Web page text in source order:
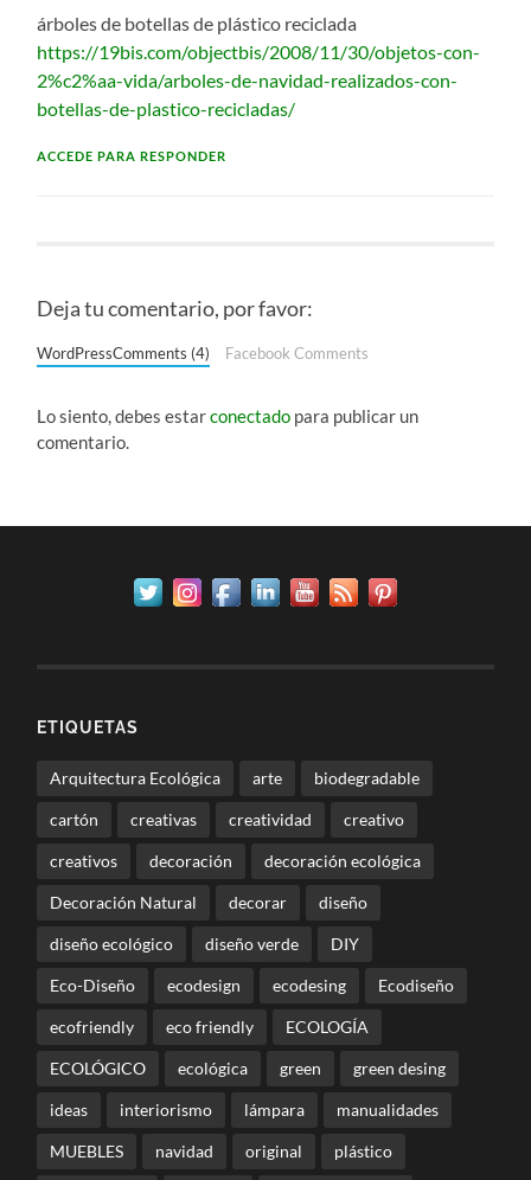
árboles de botellas de plástico reciclada
https://19bis.com/objectbis/2008/11/30/objetos-con-
2%c2%aa-vida/arboles-de-navidad-realizados-con-
botellas-de-plastico-recicladas/
ACCEDE PARA RESPONDER
Deja tu comentario, por favor:
WordPressComments (4) Facebook Comments
Lo siento, debes estarconectado para publicar un
comentario.
ETIQUETAS
Arquitectura Ecológica arte biodegradable
cartón creativas creatividad creativo
creativos decoración decoración ecológica
Decoración Natural decorar diseño
diseño ecológico diseño verde DIY
Eco-Diseño ecodesign ecodesing Ecodiseño
ecofriendly eco friendly ECOLOGÍA
ECOLÓGICO ecológica green green desing
ideas interiorismo lámpara manualidades
MUEBLES navidad original plástico